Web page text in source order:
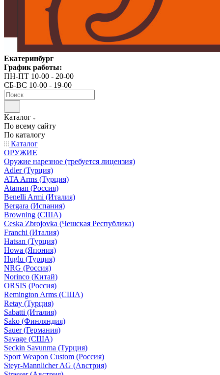
Екатеринбург
График работы:
ПН-ПТ 10-00 - 20-00
СБ-ВС 10-00 - 19-00
Каталог
По всему сайту
По каталогу
Каталог
ОРУЖИЕ
Оружие нарезное (требуется лицензия)
Adler (Турция)
ATA Arms (Турция)
Ataman (Россия)
Benelli Armi (Италия)
Bergara (Испания)
Browning (США)
Ceska Zbrojovka (Чешская Республика)
Franchi (Италия)
Hatsan (Турция)
Howa (Япония)
Huglu (Турция)
NRG (Россия)
Norinco (Китай)
ORSIS (Россия)
Remington Arms (США)
Retay (Турция)
Sabatti (Италия)
Sako (Финляндия)
Sauer (Германия)
Savage (США)
Seckin Savunma (Турция)
Sport Weapon Custom (Россия)
Steyr-Mannlicher AG (Австрия)